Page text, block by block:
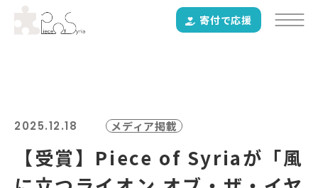
寄付で応援
2025.12.18 メディア掲載
【受賞】Piece of Syriaが「風